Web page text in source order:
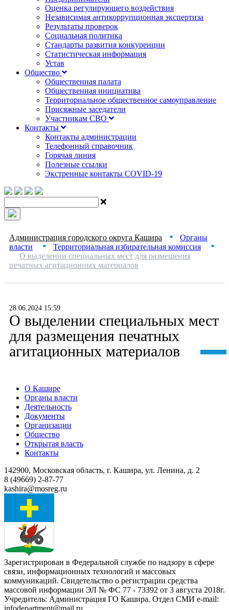
Оценка регулирующего воздействия
Независимая антикоррупционная экспертиза
Результаты проверок
Социальная политика
Стандарты развития конкуренции
Статистическая информация
Устав
Общество
Общественная палата
Общественная инициатива
Территориальное общественное самоуправление
Присяжные заседатели
Участникам СВО
Контакты
Контакты администрации
Телефонный справочник
Горячая линия
Полезные ссылки
Экстренные контакты COVID-19
Администрация городского округа Кашира ■
Органы
власти
■ Территориальная избирательная комиссия ■
О выделении специальных мест для размещения
печатных агитационных материалов
28.06.2024 15:59
О выделении специальных мест
для размещения печатных
агитационных материалов
О Кашире
Органы власти
Деятельность
Документы
Организации
Общество
Открытая власть
Контакты
142900, Московская область, г. Кашира, ул. Ленина, д. 2
8 (49669) 2-87-77
kashira@mosreg.ru
Зарегистрирован в Федеральной службе по надзору в сфере
связи, информационных технологий и массовых
коммуникаций. Свидетельство о регистрации средства
массовой информации ЭЛ № ФС 77 - 73392 от 3 августа 2018г.
Учредитель: Администрация ГО Кашира. Отдел СМИ e-mail:
infodepartment@mail.ru.